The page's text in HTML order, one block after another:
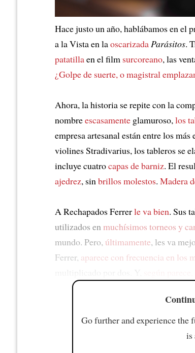
Hace justo un año, hablábamos en el
a la Vista en laoscarizada Parásitos.
patatillaen el film surcoreano, las
¿Golpe de suerte, o magistral
Ahora, la historia se repite con la
nombreescasamente glamuroso, los
empresa artesanal están entre los
violines Stradivarius, los tableros se
incluye cuatrocapas de barniz. El
ajedrez, sin brillos molestos. Madera
A Rechapados Ferrerle va bien. Sus
utilizados en muchísimos torneos y
mundo. Pero, últimamente, les va
Ferrer, aparece con frecuencia en los
Go further and experience
is